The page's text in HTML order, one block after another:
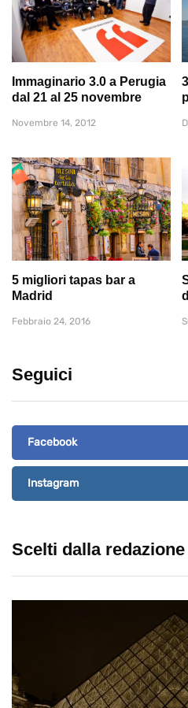
Immaginario 3.0 a Perugia
dal 21 al 25 novembre
Novembre 14, 2012
5 migliori tapas bar a
Madrid
Febbraio 24, 2016
Seguici
Facebook
Instagram
Scelti dalla redazione